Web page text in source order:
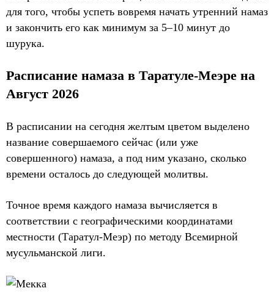
для того, чтобы успеть вовремя начать утренний намаз
и закончить его как минимум за 5–10 минут до
шурука.
Расписание намаза в Таратуле-Меэре на
Август 2026
В расписании на сегодня желтым цветом выделено
название совершаемого сейчас (или уже
совершенного) намаза, а под ним указано, сколько
времени осталось до следующей молитвы.
Точное время каждого намаза вычисляется в
соответствии с географическими координатами
местности (Таратул-Меэр) по методу Всемирной
мусульманской лиги.